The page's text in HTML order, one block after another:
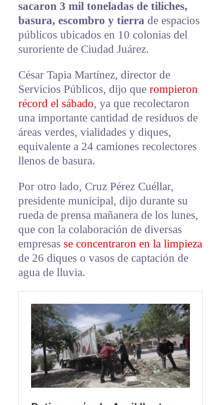
sacaron 3 mil toneladas de tiliches,
basura, escombro y tierra de espacios
públicos ubicados en 10 colonias del
suroriente de Ciudad Juárez.
César Tapia Martínez, director de
Servicios Públicos, dijo que rompieron
récord el sábado, ya que recolectaron
una importante cantidad de residuos de
áreas verdes, vialidades y diques,
equivalente a 24 camiones recolectores
llenos de basura.
Por otro lado, Cruz Pérez Cuéllar,
presidente municipal, dijo durante su
rueda de prensa mañanera de los lunes,
que con la colaboración de diversas
empresas se concentraron en la limpieza
de 26 diques o vasos de captación de
agua de lluvia.